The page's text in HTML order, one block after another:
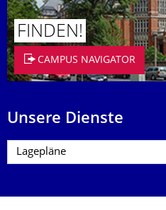
FINDEN!
CAMPUS NAVIGATOR
Unsere Dienste